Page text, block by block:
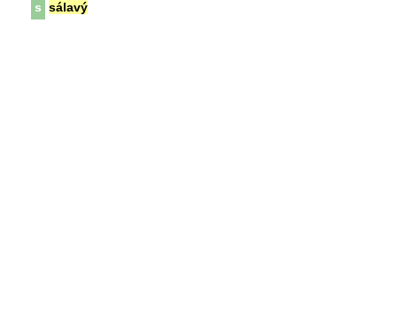
s sálavý